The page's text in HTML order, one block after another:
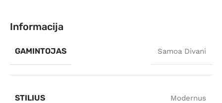
Informacija
GAMINTOJAS Samoa Divani
STILIUS Modernus